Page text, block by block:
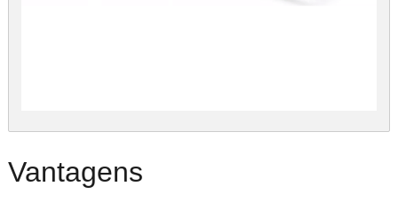
Vantagens